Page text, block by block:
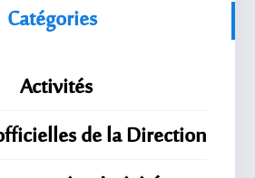
Catégories
Activités
de la Direction